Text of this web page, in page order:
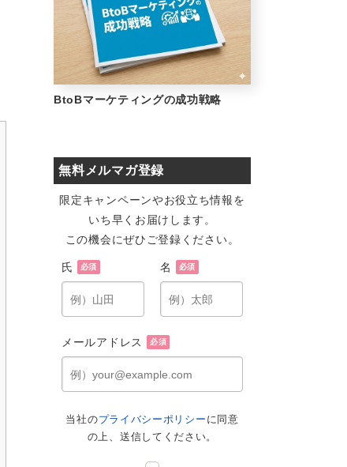
BtoBマーケティングの成功戦略
無料メルマガ登録
限定キャンペーンやお役立ち情報を
いち早くお届けします。
この機会にぜひご登録ください。
氏 必須 名 必須
メールアドレス 必須
当社のプライバシーポリシー に同意
の上、送信してください。